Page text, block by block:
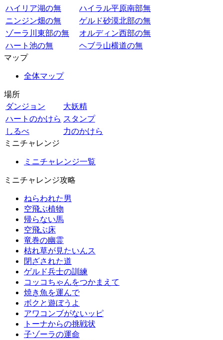
ハイリア湖の無
ハイラル平原南部無
ニンジン畑の無
ゲルド砂漠北部の無
ゾーラ川東部の無
オルディン西部の無
ハート池の無
ヘブラ山横道の無
マップ
全体マップ
場所
ダンジョン
大妖精
ハートのかけら スタンプ
しるべ
力のかけら
ミニチャレンジ
ミニチャレンジ一覧
ミニチャレンジ攻略
ねらわれた男
空飛ぶ植物
帰らない馬
空飛ぶ床
竜巻の幽霊
枯れ草が見たいんス
閉ざされた道
ゲルド兵士の訓練
コッコちゃんをつかまえて
焼き魚を運んで
ボクと遊ぼうよ
アワコンブがないッピ
トーナからの挑戦状
子ゾーラの運命